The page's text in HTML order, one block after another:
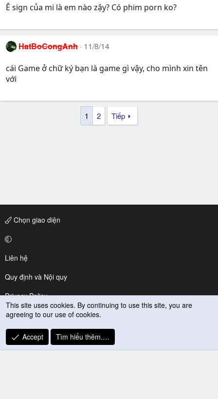
Ê sign của mi là em nào zậy? Có phim porn ko?
HatBoCongAnh 11/8/14
cái Game ở chữ ký bạn là game gì vậy, cho mình xin tên
với
1 2 Tiếp
Chọn giao diện
Liên hệ
Quy định và Nội quy
Privacy Policy
Trợ giúp
R
S
This site uses cookies. By continuing to use this site, you are
agreeing to our use of cookies.
Accept Tìm hiểu thêm.…